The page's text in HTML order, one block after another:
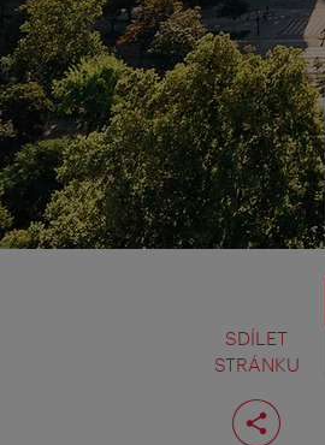
SDÍLET
STRÁNKU
Rozdělit
stranu